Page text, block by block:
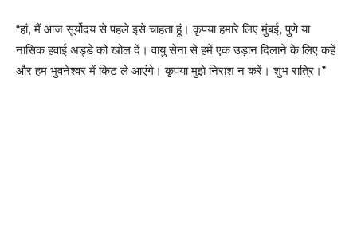
“हां, मैं आज सूर्योदय से पहले इसे चाहता हूं। कृपया हमारे लिए मुंबई, पुणे या
नासिक हवाई अड्डे को खोल दें। वायु सेना से हमें एक उड़ान दिलाने के लिए कहें
और हम भुवनेश्वर में किट ले आएंगे। कृपया मुझे निराश न करें। शुभ रात्रि।”